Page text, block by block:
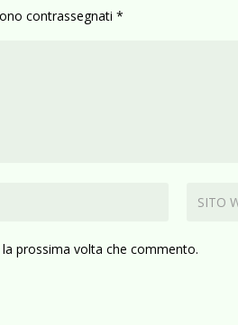
contrassegnati*
prossima volta che commento.